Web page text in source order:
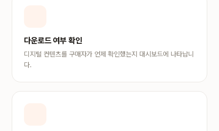
다운로드 여부 확인
디지털 컨텐츠를 구매자가 언제 확인했는지 대시보드에 나타납니
다.